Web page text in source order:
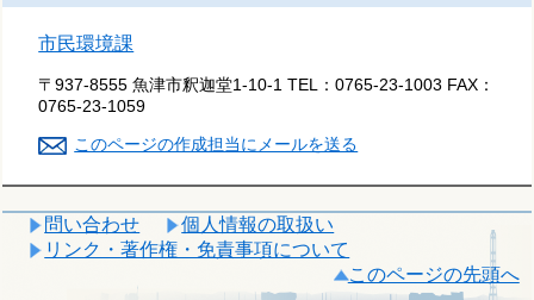
市民環境課
〒937-8555 魚津市釈迦堂1-10-1 TEL：0765-23-1003 FAX：
0765-23-1059
このページの作成担当にメールを送る
問い合わせ
個人情報の取扱い
リンク・著作権・免責事項について
このページの先頭へ